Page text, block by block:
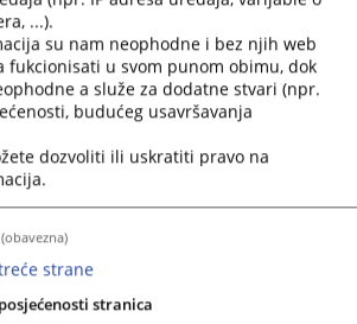
...).
su nam neophodne i bez njih web
fukcionisati u svom punom obimu, dok
a služe za dodatne stvari (npr.
budućeg usavršavanja
dozvoliti ili uskratiti pravo na
(obavezna)
strane
stranica